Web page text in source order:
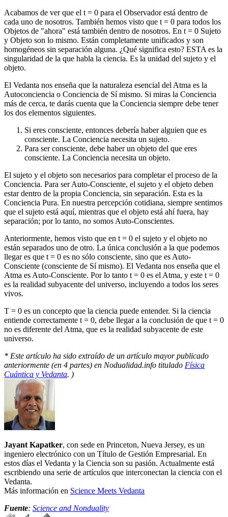
Acabamos de ver que el t = 0 para el Observador está dentro de
cada uno de nosotros. También hemos visto que t = 0 para todos los
Objetos de "ahora" está también dentro de nosotros. En t = 0 Sujeto
y Objeto son lo mismo. Están completamente unificados y son
homogéneos sin separación alguna. ¿Qué significa esto? ESTA es la
singularidad de la que habla la ciencia. Es la unidad del sujeto y el
objeto.
El Vedanta nos enseña que la naturaleza esencial del Atma es la
Autoconciencia o Conciencia de Sí mismo. Si miras la Conciencia
más de cerca, te darás cuenta que la Conciencia siempre debe tener
los dos elementos siguientes.
Si eres consciente, entonces debería haber alguien que es
consciente. La Conciencia necesita un sujeto.
Para ser consciente, debe haber un objeto del que eres
consciente. La Conciencia necesita un objeto.
El sujeto y el objeto son necesarios para completar el proceso de la
Conciencia. Para ser Auto-Consciente, el sujeto y el objeto deben
estar dentro de la propia Conciencia, sin separación. Esta es la
Conciencia Pura. En nuestra percepción cotidiana, siempre sentimos
que el sujeto está aquí, mientras que el objeto está ahí fuera, hay
separación; por lo tanto, no somos Auto-Conscientes.
Anteriormente, hemos visto que en t = 0 el sujeto y el objeto no
están separados uno de otro. La única conclusión a la que podemos
llegar es que t = 0 es no sólo consciente, sino que es Auto-
Consciente (consciente de Sí mismo). El Vedanta nos enseña que el
Atma es Auto-Consciente. Por lo tanto t = 0 es el Atma, y este t = 0
es la realidad subyacente del universo, incluyendo a todos los seres
vivos.
T = 0 es un concepto que la ciencia puede entender. Si la ciencia
entiende correctamente t = 0, debe llegar a la conclusión de que t = 0
no es diferente del Atma, que es la realidad subyacente de este
universo.
* Este artículo ha sido extraído de un artículo mayor publicado
anteriormente (en 4 partes) en Nodualidad.info titulado Física
Cuántica y Vedanta. )
Jayant Kapatker, con sede en Princeton, Nueva Jersey, es un
ingeniero electrónico con un Título de Gestión Empresarial. En
estos días el Vedanta y la Ciencia son su pasión. Actualmente está
escribiendo una serie de artículos que interconectan la ciencia con el
Vedanta.
Más información en Science Meets Vedanta
Fuente: Science and Nonduality